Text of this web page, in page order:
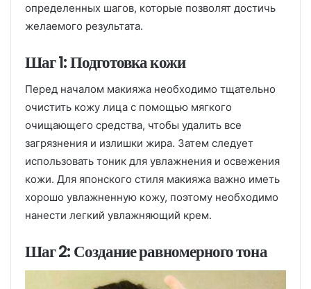
определенных шагов, которые позволят достичь
желаемого результата.
Шаг 1: Подготовка кожи
Перед началом макияжа необходимо тщательно
очистить кожу лица с помощью мягкого
очищающего средства, чтобы удалить все
загрязнения и излишки жира. Затем следует
использовать тоник для увлажнения и освежения
кожи. Для японского стиля макияжа важно иметь
хорошо увлажненную кожу, поэтому необходимо
нанести легкий увлажняющий крем.
Шаг 2: Создание равномерного тона